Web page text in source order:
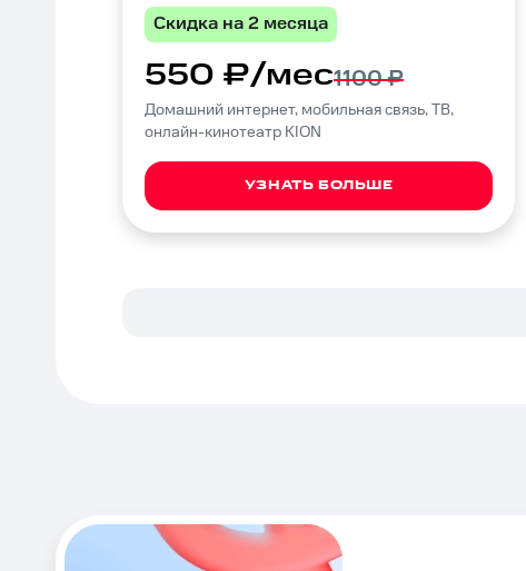
Скидка на 2 месяца
550 ₽/мес1100 ₽
Домашний интернет, мобильная связь, ТВ,
онлайн-кинотеатр KION
УЗНАТЬ БОЛЬШЕ